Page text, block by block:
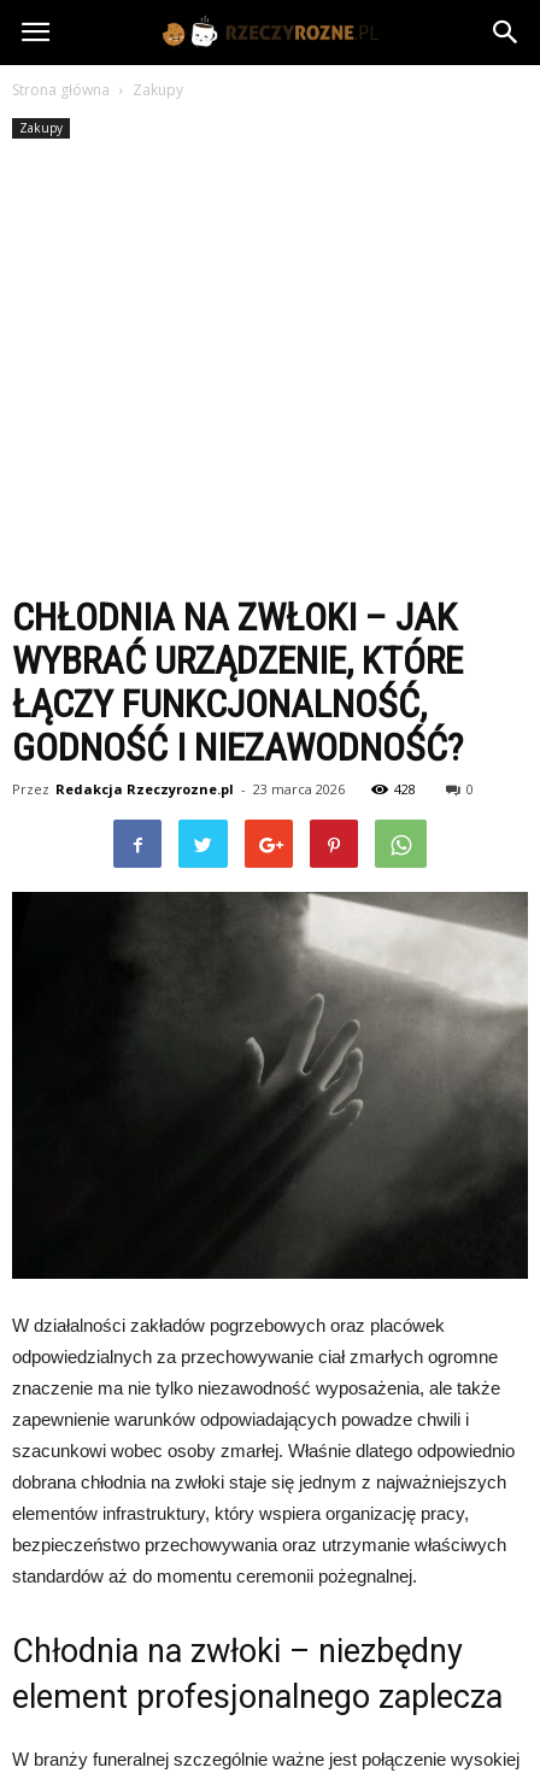
rzeczyrozne.pl
Strona główna Zakupy
Zakupy
CHŁODNIA NA ZWŁOKI – JAK
WYBRAĆ URZĄDZENIE, KTÓRE
ŁĄCZY FUNKCJONALNOŚĆ,
GODNOŚĆ I NIEZAWODNOŚĆ?
Przez Redakcja Rzeczyrozne.pl - 23 marca 2026 428 0
W działalności zakładów pogrzebowych oraz placówek
odpowiedzialnych za przechowywanie ciał zmarłych ogromne
znaczenie ma nie tylko niezawodność wyposażenia, ale także
zapewnienie warunków odpowiadających powadze chwili i
szacunkowi wobec osoby zmarłej. Właśnie dlatego odpowiednio
dobrana chłodnia na zwłoki staje się jednym z najważniejszych
elementów infrastruktury, który wspiera organizację pracy,
bezpieczeństwo przechowywania oraz utrzymanie właściwych
standardów aż do momentu ceremonii pożegnalnej.
Chłodnia na zwłoki – niezbędny
element profesjonalnego zaplecza
W branży funeralnej szczególnie ważne jest połączenie wysokiej